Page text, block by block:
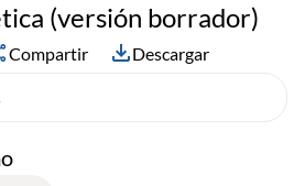
(versión borrador)
Compartir Descargar